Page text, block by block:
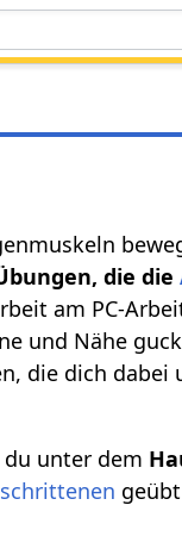
die die
am PC-
und Nähe
die dich
unter dem